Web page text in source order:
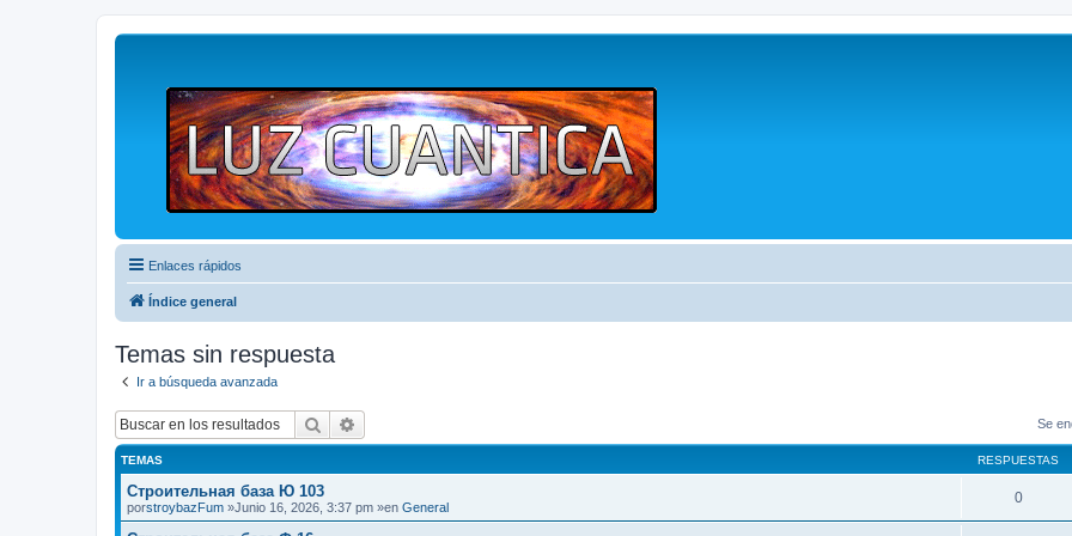
Enlaces rápidos
Índice general
Temas sin respuesta
Ir a búsqueda avanzada
Buscar Se
TEMAS RESPUESTAS
Строительная база Ю 103
porstroybazFum »Junio 16, 2026, 3:37 pm »en General
0